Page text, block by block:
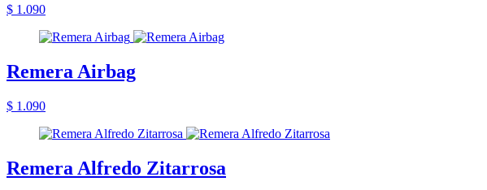
$ 1.090
Remera Airbag
$ 1.090
Remera Alfredo Zitarrosa